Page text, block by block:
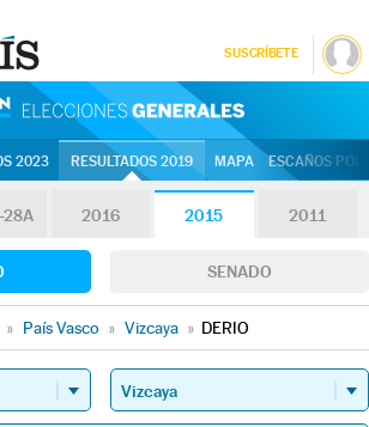
SUSCRÍBETE
2023 RESULTADOS 2019 MAPA ESCAÑOS
28A 2016 2015 2011
SENADO
» País Vasco » Vizcaya » DERIO